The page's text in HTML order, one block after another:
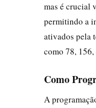
mas é crucial
permitindo a
ativados pela
como 78,
Como
A